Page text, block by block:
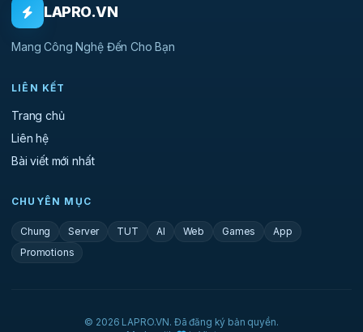
LAPRO.VN
Mang Công Nghệ Đến Cho Bạn
LIÊN KẾT
Trang chủ
Liên hệ
Bài viết mới nhất
CHUYÊN MỤC
Chung Server TUT AI Web Games
App
Promotions
© 2026 LAPRO.VN. Đã đăng ký bản quyền.